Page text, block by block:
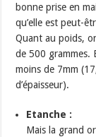
bonne prise en
qu’elle est peut-
Quant au poids,
de 500 grammes.
moins de 7mm
d’épaisseur).
Etanche :
Mais la grand